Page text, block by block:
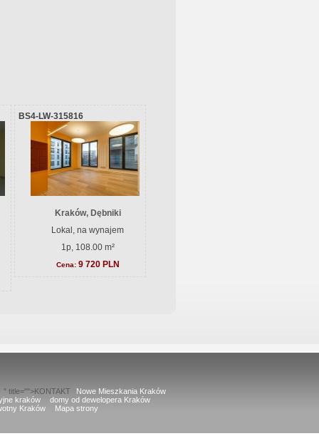
BS4-LW-315816
Kraków, Dębniki
Lokal, na wynajem
1p, 108.00 m²
Cena: 9 720 PLN
" title="">KONTAKT
Nowe Mieszkania Kraków
kraków
domy od dewelopera Kraków
Kraków Mapa strony